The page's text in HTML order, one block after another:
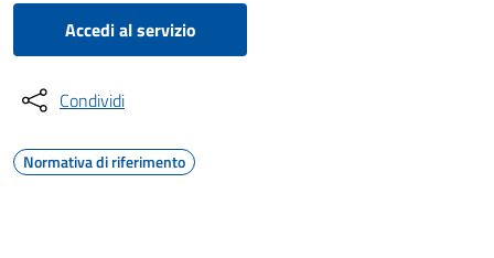
Accedi al servizio
Condividi
Normativa di riferimento